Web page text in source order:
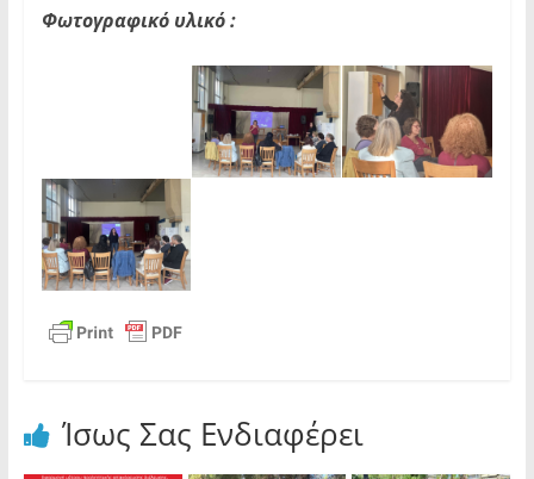
Φωτογραφικό υλικό :
Ίσως Σας Ενδιαφέρει